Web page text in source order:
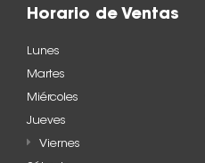
Horario de Ventas
Lunes
Martes
Miércoles
Jueves
Viernes